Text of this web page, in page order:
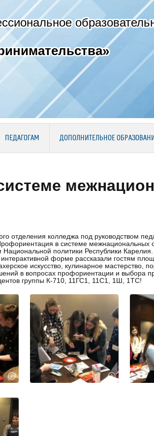
ПЕДАГОГАМ ДОПОЛНИТЕЛЬНОЕ
отделения колледжа под руководством
в системе
политики Республики Карелия.
форме рассказали гостям
искусство, кулинарное мастерство,
в вопросах профориентации и выбора
группы К-710, 11ГС1, 11С1, 1Ш, 1ТС!